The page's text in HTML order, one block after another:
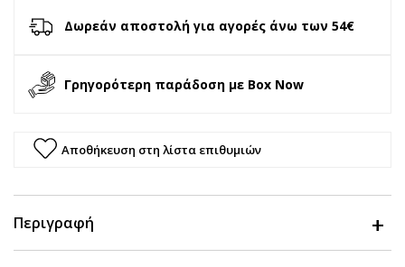
Δωρεάν αποστολή για αγορές άνω των 54€
Γρηγορότερη παράδοση με Box Now
Αποθήκευση στη λίστα επιθυμιών
Περιγραφή